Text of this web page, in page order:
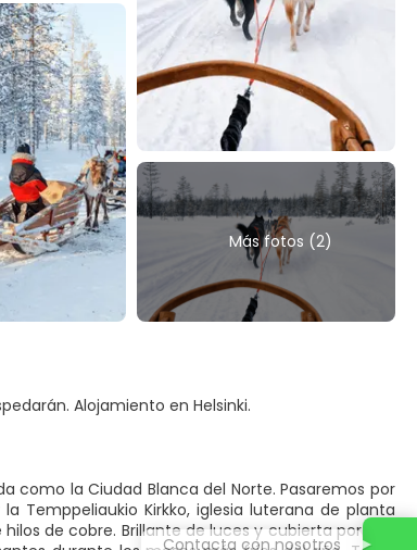
Más fotos (2)
Alojamiento en Helsinki.
como la Ciudad Blanca del Norte. Pasaremos por
Temppeliaukio Kirkko, iglesia luterana de planta
de cobre. Brillante de luces y cubierta por una
Contacta con nosotros